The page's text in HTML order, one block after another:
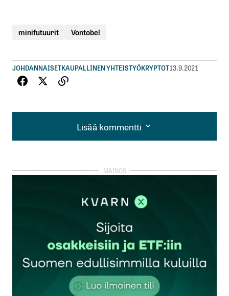
minifutuurit Vontobel
JOHDANNAISETKAUPALLINEN YHTEISTYÖKRYPTOT13.9.2021
Lisää kommentti
Lisää kommentti
kirjautua
rekisteröityä
Sähköpostiosoitettasi ei julkaista.Pakolliset
kentät on merkitty*